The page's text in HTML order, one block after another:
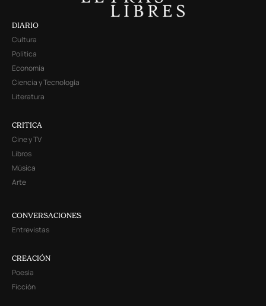
DIARIO
Cultura
Política
Economía
Ciencia y Tecnología
Literatura
CRITICA
Cine y TV
Libros
Música
Arte
CONVERSACIONES
Entrevistas
CREACIÓN
Poesía
Ficción